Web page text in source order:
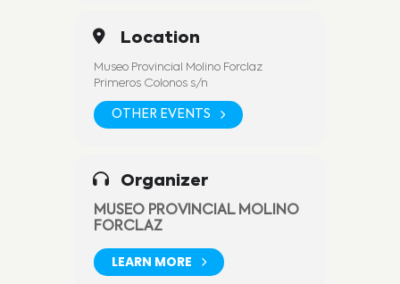
Location
Museo Provincial Molino Forclaz
Primeros Colonos s/n
OTHER EVENTS
Organizer
MUSEO PROVINCIAL MOLINO
FORCLAZ
LEARN MORE